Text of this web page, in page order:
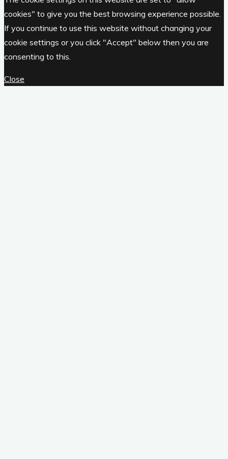
cookies" to give you the best browsing experience possible.
If you continue to use this website without changing your
cookie settings or you click "Accept" below then you are
consenting to this.
Close